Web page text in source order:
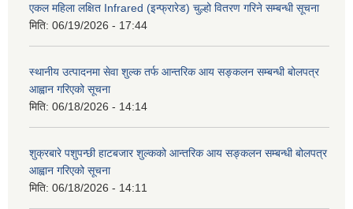
एकल महिला लक्षित Infrared (इन्फ्रारेड) चुल्हो वितरण गरिने सम्बन्धी सूचना
मिति: 06/19/2026 - 17:44
स्थानीय उत्पादनमा सेवा शुल्क तर्फ आन्तरिक आय सङ्कलन सम्बन्धी बोलपत्र
आह्वान गरिएको सूचना
मिति: 06/18/2026 - 14:14
शुक्रबारे पशुपन्छी हाटबजार शुल्कको आन्तरिक आय सङ्कलन सम्बन्धी बोलपत्र
आह्वान गरिएको सूचना
मिति: 06/18/2026 - 14:11